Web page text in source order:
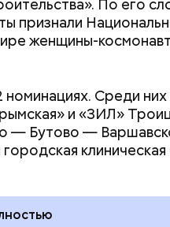
По его
признали
женщины-
Среди них
и «ЗИЛ»
— Бутово —